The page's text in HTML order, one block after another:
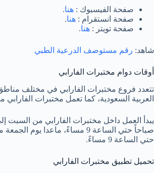
صفحة الفيسبوك : هنا.
صفحة انستقرام : هنا.
صفحة تويتر : هنا.
شاهد: رقم مستوصف الدرعية الطبي
أوقات دوام مختبرات الفارابي
تتعدد فروع مختبرات الفارابي في مختلف مناطق
العربية السعودية، كما تعمل مختبرات الفارابي
حتي الساعة 9 مساءً.
تحميل تطبيق مختبرات الفارابي